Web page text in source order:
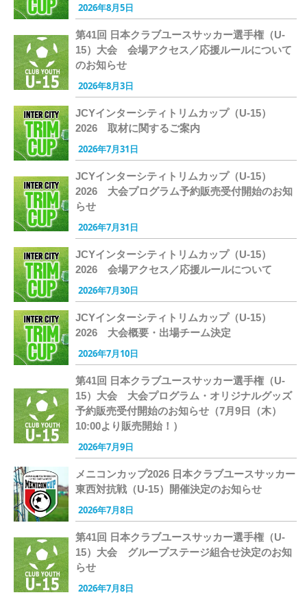
2026年8月5日
第41回 日本クラブユースサッカー選手権（U-
15）大会 会場アクセス／応援ルールについて
のお知らせ
2026年8月3日
JCYインターシティトリムカップ（U-15）
2026 取材に関するご案内
2026年7月31日
JCYインターシティトリムカップ（U-15）
2026 大会プログラム予約販売受付開始のお知
らせ
2026年7月31日
JCYインターシティトリムカップ（U-15）
2026 会場アクセス／応援ルールについて
2026年7月30日
JCYインターシティトリムカップ（U-15）
2026 大会概要・出場チーム決定
2026年7月10日
第41回 日本クラブユースサッカー選手権（U-
15）大会 大会プログラム・オリジナルグッズ
予約販売受付開始のお知らせ（7月9日（木）
10:00より販売開始！）
2026年7月9日
メニコンカップ2026 日本クラブユースサッカー
東西対抗戦（U-15）開催決定のお知らせ
2026年7月8日
第41回 日本クラブユースサッカー選手権（U-
15）大会 グループステージ組合せ決定のお知
らせ
2026年7月8日